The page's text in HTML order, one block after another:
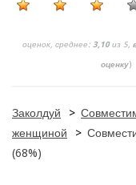
оценок, среднее: 3,10из 5,
оценку)
Заколдуй >
женщиной
>
(68%)